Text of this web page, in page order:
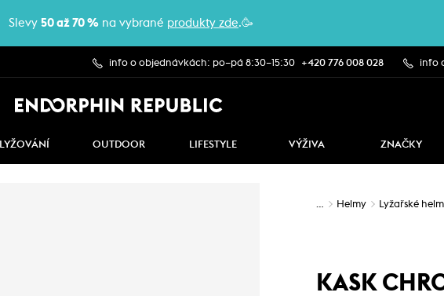
Slevy 50 až 70 % na vybrané produkty zde.🥳
info o objednávkách: po–pá 8:30–15:30 +420 776 008 028 info
LYŽOVÁNÍ OUTDOOR LIFESTYLE VÝŽIVA ZNAČKY
… Helmy Lyžařské
KASK